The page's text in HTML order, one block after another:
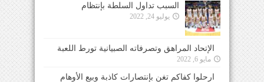
السبب تداول السلطة بإنتظام
يوليو 24, 2022
الإتحاد المراهق وتصرفاته الصبيانية تورط اللعبة
مايو 6, 2022
ارحلوا كفاكم تغنٍ بإنتصارات كاذبة وبيع الأوهام